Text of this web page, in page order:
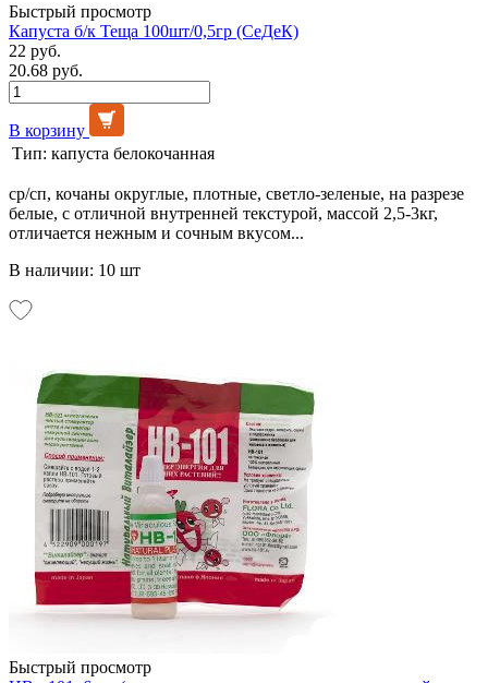
Быстрый просмотр
Капуста б/к Теща 100шт/0,5гр (СеДеК)
22 руб.
20.68 руб.
В корзину
Тип: капуста белокочанная
ср/сп, кочаны округлые, плотные, светло-зеленые, на разрезе
белые, с отличной внутренней текстурой, массой 2,5-3кг,
отличается нежным и сочным вкусом...
В наличии: 10 шт
Быстрый просмотр